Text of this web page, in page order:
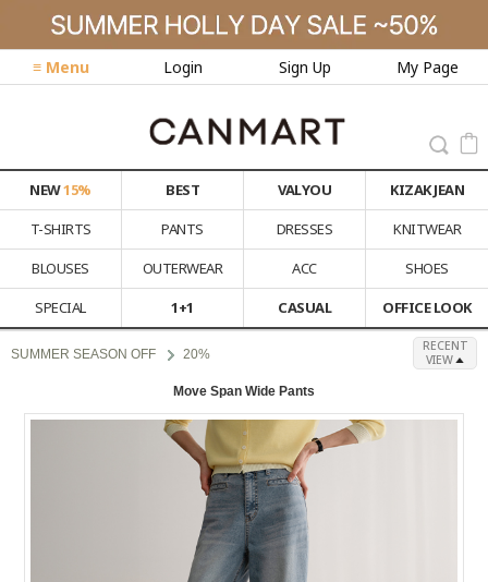
≡ Menu Login Sign Up My Page
NEW15% BEST VALYOU
KIZAK JEAN
T-SHIRTS
PANTS DRESSES
KNITWEAR
BLOUSES
OUTERWEAR ACC
SHOES
SPECIAL
1+1 CASUAL OFFICE LOOK
SUMMER SEASON OFF 20%
RECENT
VIEW
Move Span Wide Pants